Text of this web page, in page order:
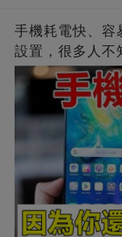
手機耗電快、容
設置，很多人不